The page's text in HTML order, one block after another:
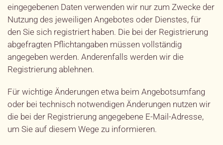
eingegebenen Daten verwenden wir nur zum Zwecke der
Nutzung des jeweiligen Angebotes oder Dienstes, für
den Sie sich registriert haben. Die bei der Registrierung
abgefragten Pflichtangaben müssen vollständig
angegeben werden. Anderenfalls werden wir die
Registrierung ablehnen.
Für wichtige Änderungen etwa beim Angebotsumfang
oder bei technisch notwendigen Änderungen nutzen wir
die bei der Registrierung angegebene E-Mail-Adresse,
um Sie auf diesem Wege zu informieren.